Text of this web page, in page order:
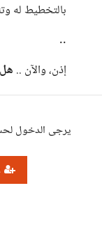
بالتخطيط له
..
إذن، والآن ..
يرجى الدخول